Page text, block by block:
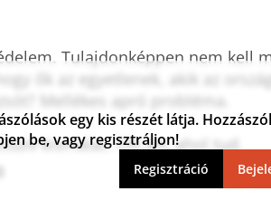
Tulajdonképpen nem kell
ők az egyetlenek, akik az
Mellékes apró probléma.
kismalac. Ott árt, ahol tud.
egy kis részét látja.
be, vagy regisztráljon!
Regisztráció